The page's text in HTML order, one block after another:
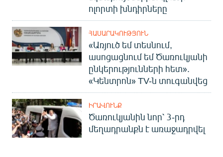
ոլորտի խնդիրները
ՀԱՍԱՐԱԿՈՒԹՅՈՒՆ
«Առյուծ եմ տեսնում,
ասոցացնում եմ Ծառուկյանի
ընկերությունների հետ».
«Կենտրոն» TV-ն տուգանվեց
ԻՐԱՎՈՒՆՔ
Ծառուկյանին նոր՝ 3-րդ
մեղադրանքն է առաջադրվել